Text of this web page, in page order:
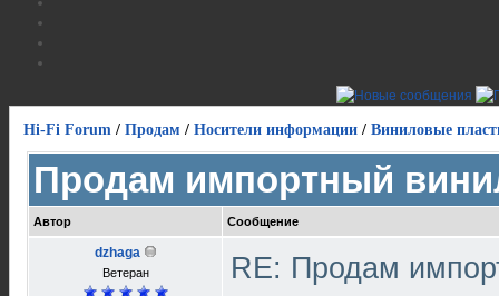
Hi-Fi Forum / Продам / Носители информации / Виниловые
Продам импортный
Автор Сообщение
dzhaga
Ветеран RE: Продам